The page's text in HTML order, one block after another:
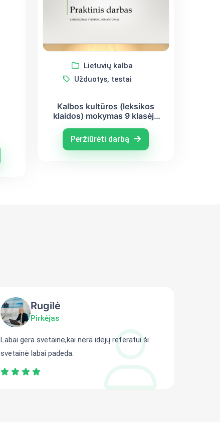
Lietuvių kalba
Užduotys, testai
Kalbos kultūros (leksikos
klaidos) mokymas 9 klasėje
Peržiūrėti darbą
Rugilė
Pirkėjas
Labai gera svetainė,kai nėra idėjų referatui ši
svetainė labai padeda.